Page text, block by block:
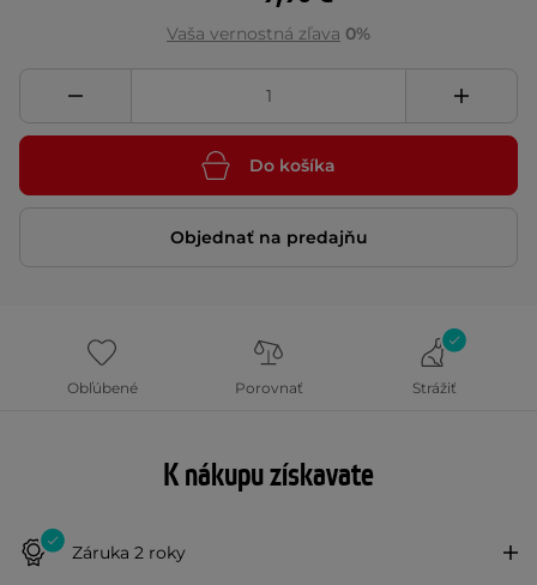
Vaša vernostná zľava 0%
Do košíka
Objednať na predajňu
Obľúbené Porovnať Strážiť
K nákupu získavate
Záruka 2 roky